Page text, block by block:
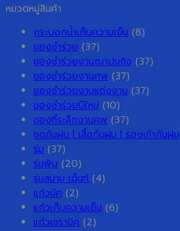
หมวดหมู่สินค้า
กระบอกน้ำเก็บความเย็น (8)
ของชำร่วย (37)
ของชำร่วยงานฌาปนกิจ (37)
ของชำร่วยงานศพ (37)
ของชำร่วยงานแต่งงาน (37)
ของชำร่วยปีใหม่ (10)
ของที่ระลึกงานศพ (37)
ชุดกันฝน | เสื้อกันฝน | รองเท้ากันฝน
ร่ม (37)
ร่มพับ (20)
ร่มสนาม เต็นท์ (4)
แก้วมัค (2)
แก้วเก็บความเย็น (6)
แก้วเซรามิค (2)